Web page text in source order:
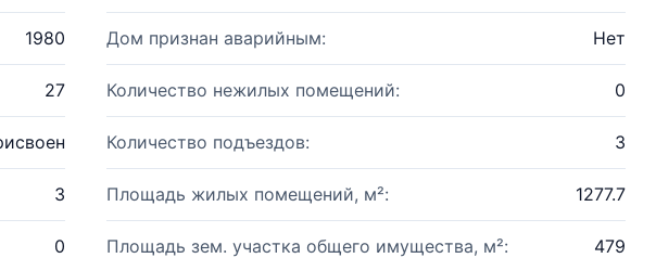
1980 Дом признан аварийным: Нет
27 Количество нежилых помещений: 0
Количество подъездов: 3
3 Площадь жилых помещений, м²: 1277.7
0 Площадь зем. участка общего имущества, м²: 479